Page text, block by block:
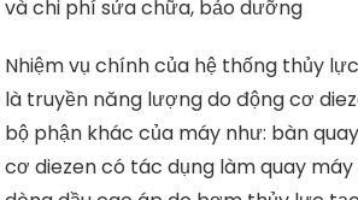
và chi phí sửa chữa, bảo dưỡng
Nhiệm vụ chính của hệ thống thủy
là truyền năng lượng do động cơ
bộ phận khác của máy như: bàn
cơ diezen có tác dụng làm quay